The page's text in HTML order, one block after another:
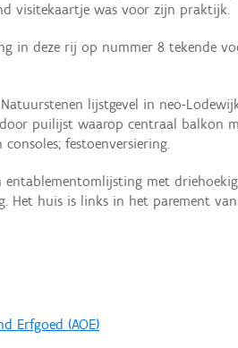
visitekaartje was voor zijn praktijk.
in deze rij op nummer 8 tekende
lijstgevel in neo-
puilijst waarop centraal balkon
festoenversiering.
met
huis is links in het parement van
Erfgoed (AOE)